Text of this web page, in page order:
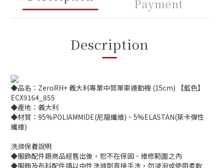
Payment
Description
◆品名：ZeroRH+ 義大利專業中筒單車運動襪 (15cm) 【藍色】
ECX9164_855
◆產地：義大利
◆材質：95%POLIAMMIDE(尼龍纖維)、5%ELASTAN(萊卡彈性
纖維)
洗滌保養說明
◆服飾配件類商品經售出後，恕不在保固、維修範圍之內
◆服飾及布料配件請以中性洗滌劑直接手洗，勿浸泡或使用柔軟